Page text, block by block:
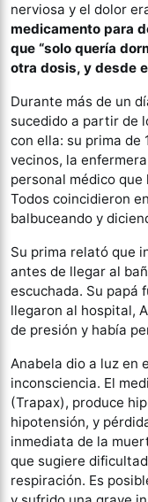
nerviosa y el dolor
medicamento para
que “solo quería
otra dosis, y desde
Durante más de un
sucedido a partir de
con ella: su prima de
vecinos, la
personal médico
Todos coincidieron
balbuceando y
Su prima relató que
antes de llegar al
escuchada. Su papá
llegaron al hospital,
de presión y había
Anabela dio a luz en
inconsciencia. El
(Trapax), produce
hipotensión, y
inmediata de la
que sugiere
respiración. Es